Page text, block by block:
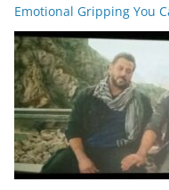
Emotional Gripping You